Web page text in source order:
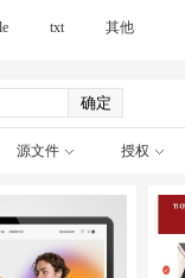
txt 其他
源文件 授权